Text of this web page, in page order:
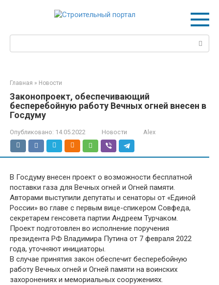
Поиск:
Главная » Новости
Законопроект, обеспечивающий
бесперебойную работу Вечных огней внесен в
Госдуму
Опубликовано: 14.05.2022 Новости Alex
В Госдуму внесен проект о возможности бесплатной
поставки газа для Вечных огней и Огней памяти.
Авторами выступили депутаты и сенаторы от «Единой
России» во главе с первым вице-спикером Совфеда,
секретарем генсовета партии Андреем Турчаком.
Проект подготовлен во исполнение поручения
президента РФ Владимира Путина от 7 февраля 2022
года, уточняют инициаторы.
В случае принятия закон обеспечит бесперебойную
работу Вечных огней и Огней памяти нa воинских
захоронениях и мемориальных сооружениях.